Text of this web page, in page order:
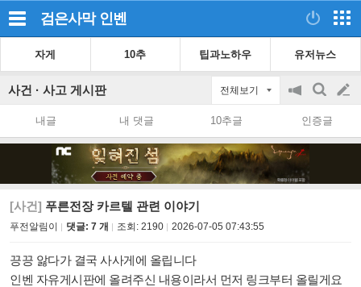
검은사막 인벤
자게 10추 팁과노하우 유저뉴스
사건 · 사고 게시판 전체보기
공
on/off
검
색
글
쓰
내글 내 댓글 10추글 인증글
[사건] 푸른전장 카르텔 관련 이야기
푸전알림이 댓글: 7 개 조회: 2190 2026-07-05 07:43:55
끙끙 앓다가 결국 사사게에 올립니다
인벤 자유게시판에 올려주신 내용이라서 먼저 링크부터 올릴게요